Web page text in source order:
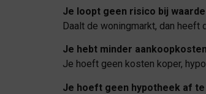
Je loopt geen risico bij
Daalt de woningmarkt, dan
Je hebt minder aankoopkosten
Je hoeft geen kosten koper,
Je hoeft geen hypotheek af